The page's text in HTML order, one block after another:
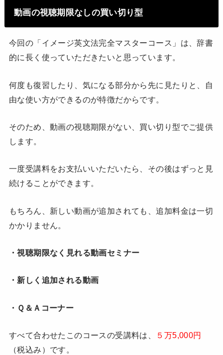
動画の視聴期限なしの買い切り型
今回の「イメージ英文法完全マスターコース」は、辞書
的に長く使っていただきたいと思っています。
何度も復習したり、気になる部分から先に見たりと、自
由な使い方ができるのが特徴だからです。
そのため、動画の視聴期限がない、買い切り型でご提供
します。
一度受講料をお支払いいただいたら、その後はずっと見
続けることができます。
もちろん、新しい動画が追加されても、追加料金は一切
かかりません。
・視聴期限なく見れる動画セミナー
・新しく追加される動画
・Ｑ＆Ａコーナー
すべて合わせたこのコースの受講料は、
５万5,000円
（税込み）です。